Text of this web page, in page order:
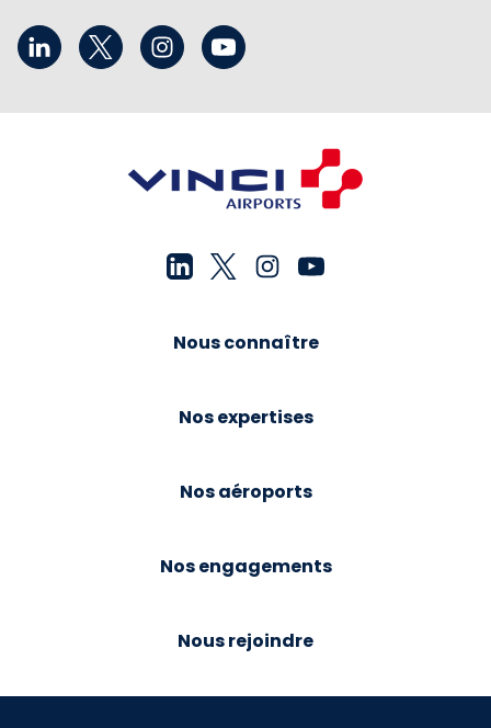
Nous connaître
Nos expertises
Nos aéroports
Nos engagements
Nous rejoindre